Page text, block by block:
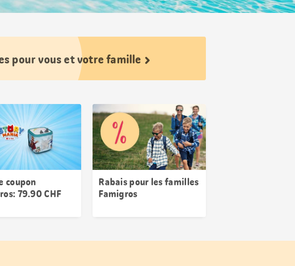
pour vous et votre famille
coupon
79.90 CHF
Rabais pour les familles
Famigros